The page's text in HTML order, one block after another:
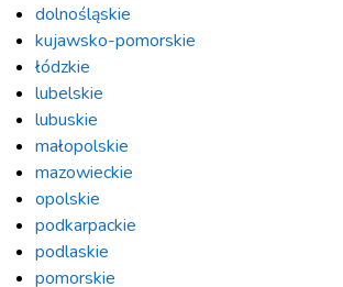
dolnośląskie
kujawsko-pomorskie
łódzkie
lubelskie
lubuskie
małopolskie
mazowieckie
opolskie
podkarpackie
podlaskie
pomorskie